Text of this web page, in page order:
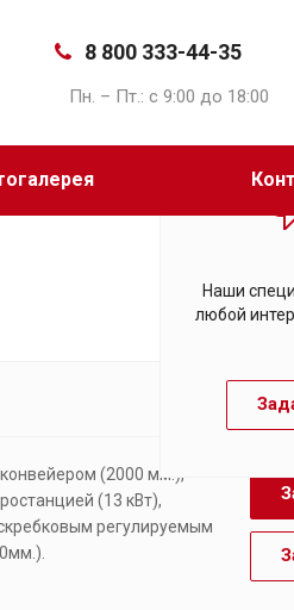
8 800 333-44-35
Пн. – Пт.: с 9:00 до 18:00
(2000 мм.),
(13 кВт),
регулируемым
Наши
любой